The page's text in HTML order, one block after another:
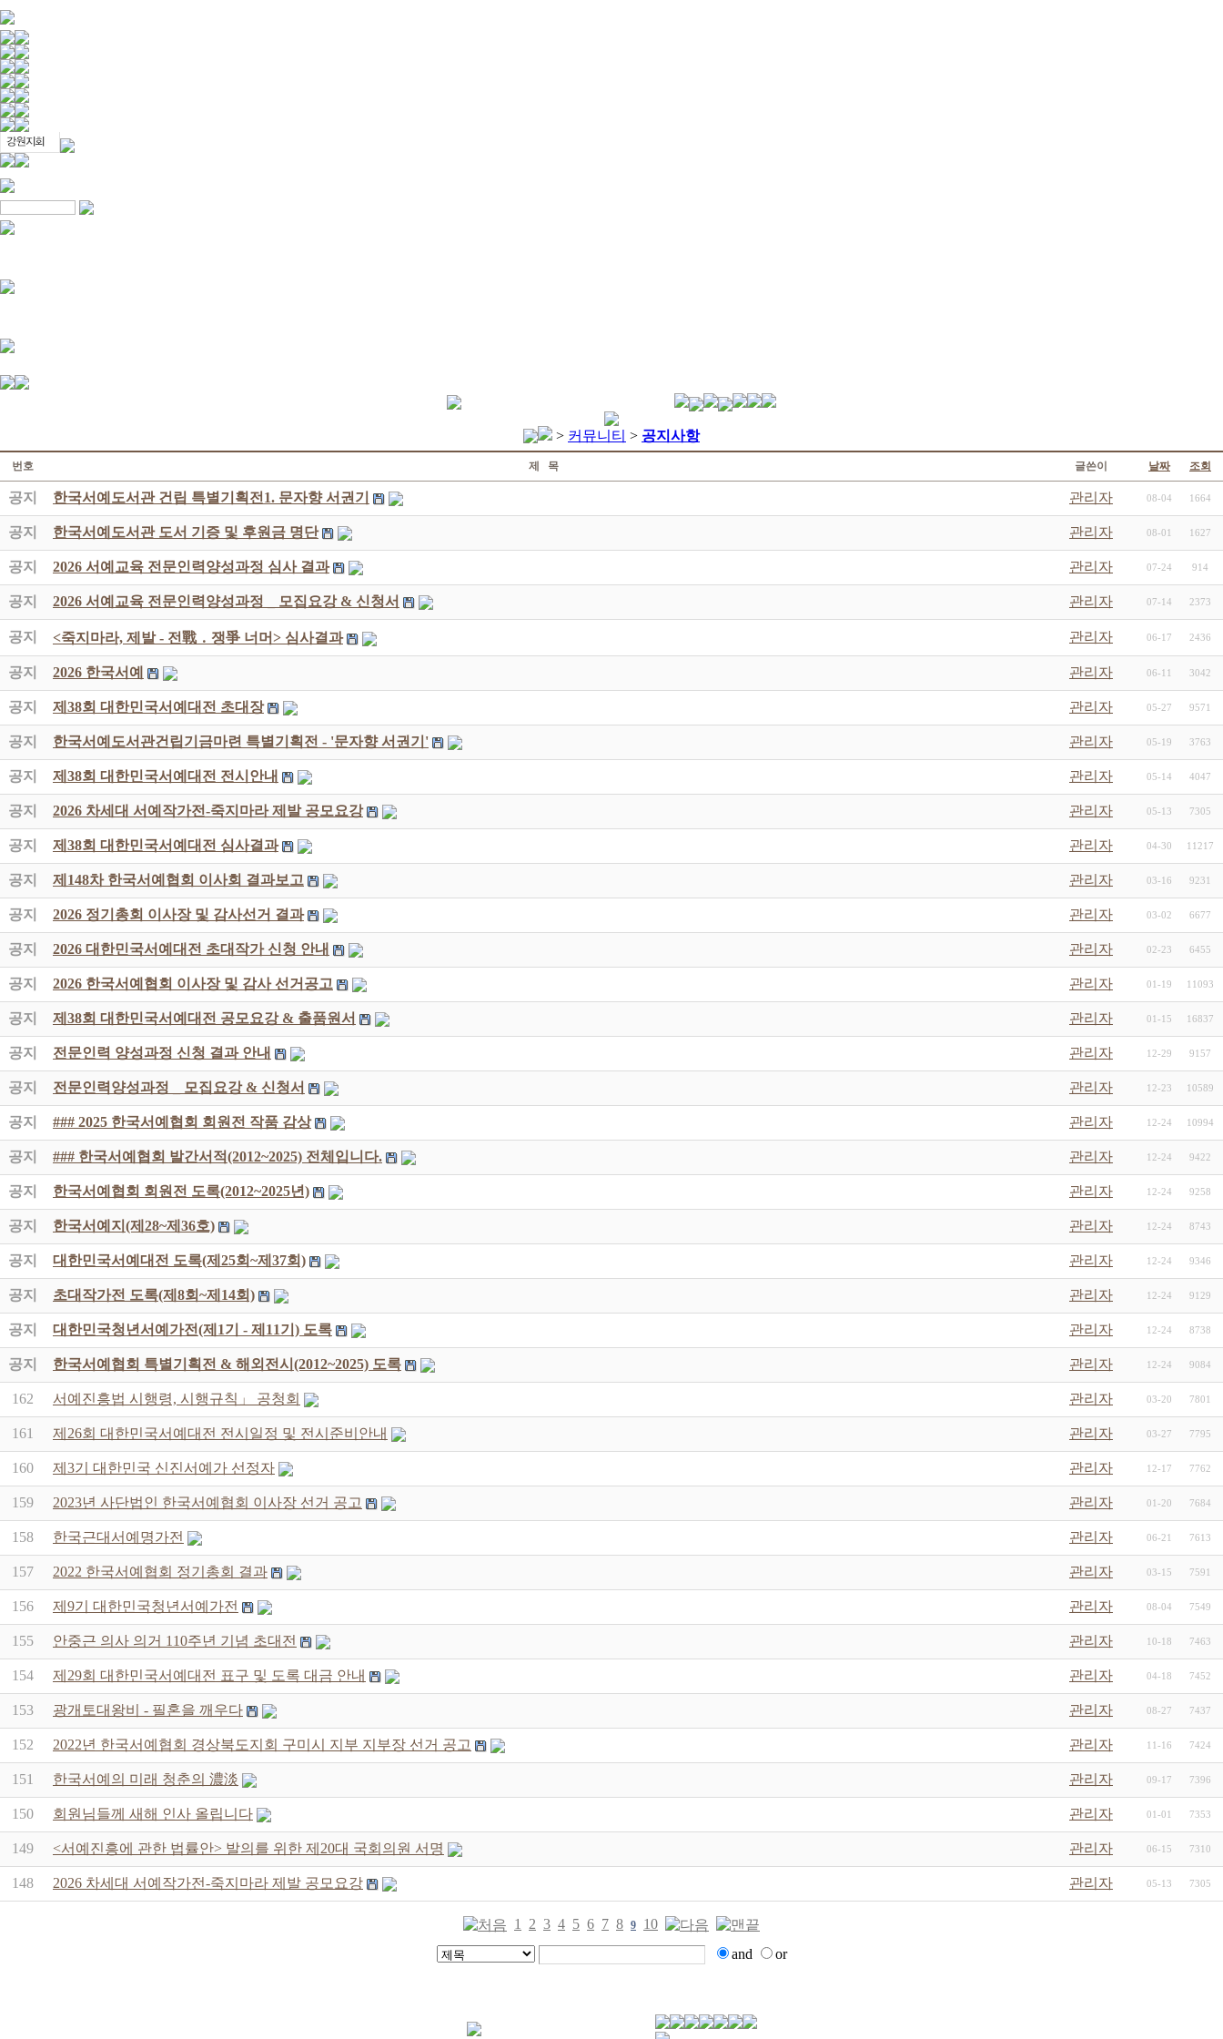
> 커뮤니티 > 공지사항
번호 제 목 글쓴이 날짜 조회
공지 한국서예도서관 건립 특별기획전1. 문자향 서권기 관리자 08-04 1664
공지 한국서예도서관 도서 기증 및 후원금 명단 관리자 08-01 1627
공지 2026 서예교육 전문인력양성과정 심사 결과 관리자 07-24 914
공지 2026 서예교육 전문인력양성과정 _ 모집요강 & 신청서 관리자 07-14 2373
공지 <죽지마라, 제발 - 전戰 ․ 쟁爭 너머> 심사결과 관리자 06-17 2436
공지 2026 한국서예 관리자 06-11 3042
공지 제38회 대한민국서예대전 초대장 관리자 05-27 9571
공지 한국서예도서관건립기금마련 특별기획전 - '문자향 서권기' 관리자 05-19 3763
공지 제38회 대한민국서예대전 전시안내 관리자 05-14 4047
공지 2026 차세대 서예작가전-죽지마라 제발 공모요강 관리자 05-13 7305
공지 제38회 대한민국서예대전 심사결과 관리자 04-30 11217
공지 제148차 한국서예협회 이사회 결과보고 관리자 03-16 9231
공지 2026 정기총회 이사장 및 감사선거 결과 관리자 03-02 6677
공지 2026 대한민국서예대전 초대작가 신청 안내 관리자 02-23 6455
공지 2026 한국서예협회 이사장 및 감사 선거공고 관리자 01-19 11093
공지 제38회 대한민국서예대전 공모요강 & 출품원서 관리자 01-15 16837
공지 전문인력 양성과정 신청 결과 안내 관리자 12-29 9157
공지 전문인력양성과정 _ 모집요강 & 신청서 관리자 12-23 10589
공지 ### 2025 한국서예협회 회원전 작품 감상 관리자 12-24 10994
공지 ### 한국서예협회 발간서적(2012~2025) 전체입니다. 관리자 12-24 9422
공지 한국서예협회 회원전 도록(2012~2025년) 관리자 12-24 9258
공지 한국서예지(제28~제36호) 관리자 12-24 8743
공지 대한민국서예대전 도록(제25회~제37회) 관리자 12-24 9346
공지 초대작가전 도록(제8회~제14회) 관리자 12-24 9129
공지 대한민국청년서예가전(제1기 - 제11기) 도록 관리자 12-24 8738
공지 한국서예협회 특별기획전 & 해외전시(2012~2025) 도록 관리자 12-24 9084
162 서예진흥법 시행령, 시행규칙」 공청회 관리자 03-20 7801
161 제26회 대한민국서예대전 전시일정 및 전시준비안내 관리자 03-27 7795
160 제3기 대한민국 신진서예가 선정자 관리자 12-17 7762
159 2023년 사단법인 한국서예협회 이사장 선거 공고 관리자 01-20 7684
158 한국근대서예명가전 관리자 06-21 7613
157 2022 한국서예협회 정기총회 결과 관리자 03-15 7591
156 제9기 대한민국청년서예가전 관리자 08-04 7549
155 안중근 의사 의거 110주년 기념 초대전 관리자 10-18 7463
154 제29회 대한민국서예대전 표구 및 도록 대금 안내 관리자 04-18 7452
153 광개토대왕비 - 필혼을 깨우다 관리자 08-27 7437
152 2022년 한국서예협회 경상북도지회 구미시 지부 지부장 선거 공고 관리자 11-16 7424
151 한국서예의 미래 청춘의 濃淡 관리자 09-17 7396
150 회원님들께 새해 인사 올립니다 관리자 01-01 7353
149 <서예진흥에 관한 법률안> 발의를 위한 제20대 국회의원 서명 관리자 06-15 7310
148 2026 차세대 서예작가전-죽지마라 제발 공모요강 관리자 05-13 7305
1 2 3 4 5 6 7 8 9
10
and
or